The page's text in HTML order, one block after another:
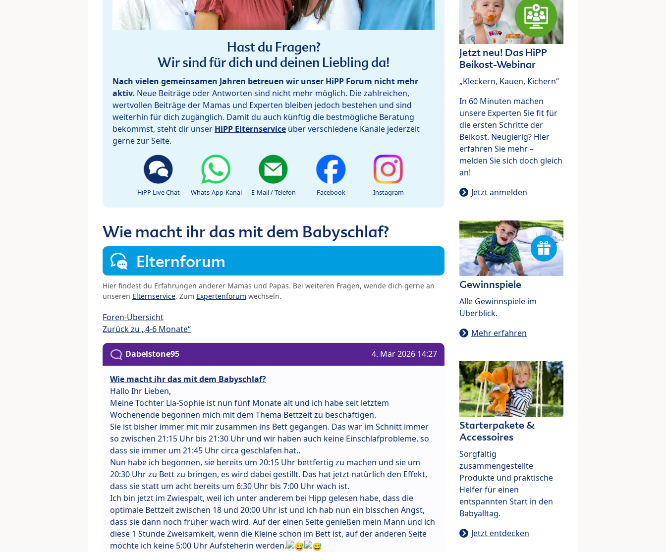
Hast du Fragen?
Wir sind für dich und deinen Liebling da!
Nach vielen gemeinsamen Jahren betreuen wir unser HiPP Forum nicht mehr
aktiv. Neue Beiträge oder Antworten sind nicht mehr möglich. Die zahlreichen,
wertvollen Beiträge der Mamas und Experten bleiben jedoch bestehen und sind
weiterhin für dich zugänglich. Damit du auch künftig die bestmögliche Beratung
bekommst, steht dir unser HiPP Elternservice über verschiedene Kanäle jederzeit
gerne zur Seite.
HiPP Live Chat Whats-App-Kanal E-Mail / Telefon Facebook Instagram
Wie macht ihr das mit dem Babyschlaf?
Elternforum
Hier findest du Erfahrungen anderer Mamas und Papas. Bei weiteren Fragen, wende dich gerne an
unseren Elternservice. Zum Expertenforum wechseln.
Foren-Übersicht
Zurück zu „4-6 Monate“
Dabelstone95 4. Mär 2026 14:27
Wie macht ihr das mit dem Babyschlaf?
Hallo Ihr Lieben,
Meine Tochter Lia-Sophie ist nun fünf Monate alt und ich habe seit letztem
Wochenende begonnen mich mit dem Thema Bettzeit zu beschäftigen.
Sie ist bisher immer mit mir zusammen ins Bett gegangen. Das war im Schnitt immer
so zwischen 21:15 Uhr bis 21:30 Uhr und wir haben auch keine Einschlafprobleme, so
dass sie immer um 21:45 Uhr circa geschlafen hat..
Nun habe ich begonnen, sie bereits um 20:15 Uhr bettfertig zu machen und sie um
20:30 Uhr zu Bett zu bringen, es wird dabei gestillt. Das hat jetzt natürlich den Effekt,
dass sie statt um acht bereits um 6:30 Uhr bis 7:00 Uhr wach ist.
Ich bin jetzt im Zwiespalt, weil ich unter anderem bei Hipp gelesen habe, dass die
optimale Bettzeit zwischen 18 und 20:00 Uhr ist und ich hab nun ein bisschen Angst,
dass sie dann noch früher wach wird. Auf der einen Seite genießen mein Mann und ich
diese 1 Stunde Zweisamkeit, wenn die Kleine schon im Bett ist, auf der anderen Seite
möchte ich keine 5:00 Uhr Aufsteherin werden.
Jetzt neu! Das HiPP
Beikost-Webinar
„Kleckern, Kauen, Kichern“
In 60 Minuten machen
unsere Experten Sie fit für
die ersten Schritte der
Beikost. Neugierig? Hier
erfahren Sie mehr –
melden Sie sich doch gleich
an!
Jetzt anmelden
Gewinnspiele
Alle Gewinnspiele im
Überblick.
Mehr erfahren
Starterpakete &
Accessoires
Sorgfältig
zusammengestellte
Produkte und praktische
Helfer für einen
entspannten Start in den
Babyalltag.
Jetzt entdecken